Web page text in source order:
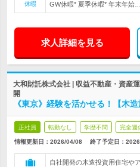
休暇
GW休暇* 夏季休暇* 年末年始…
求人詳細を見る
大和財託株式会社 | 収益不動産・資産
開
《東京》経験を活かせる！【木
正社員 転勤なし 学歴不問 完全週
情報更新日：2026/04/08 終了予定日：
自社開発の木造投資用住宅や